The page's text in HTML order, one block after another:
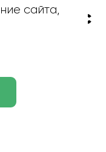
волос
сайта,